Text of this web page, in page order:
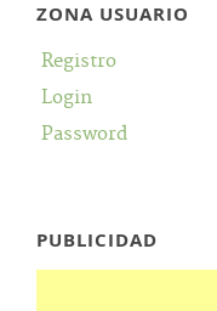
ZONA USUARIO
Registro
Login
Password
PUBLICIDAD